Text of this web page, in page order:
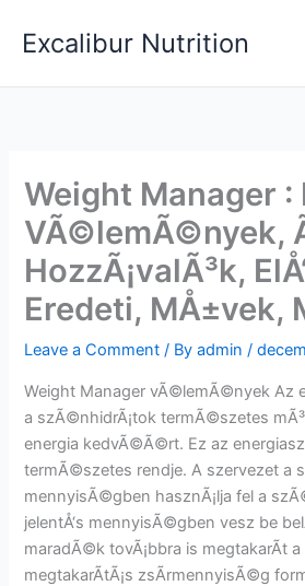
Excalibur Nutrition
Weight Manager :
VÃ©lemÃ©nyek,
HozzÃ¡valÃ³k,
Eredeti, MÅ±vek,
Leave a Comment / Byadmin/
Weight Manager vÃ©lemÃ©nyek Az
a szÃ©nhidrÃ¡tok termÃ©szetes
energia kedvÃ©Ã©rt. Ez az
termÃ©szetes rendje. A szervezet a
mennyisÃ©gben hasznÃ¡lja fel a
jelentÅ‘s mennyisÃ©gben vesz be
maradÃ©k tovÃ¡bbra is megtakarÃ­t
megtakarÃ­tÃ¡s zsÃ­rmennyisÃ©g